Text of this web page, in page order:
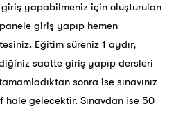
yapabilmeniz için oluşturulan
giriş yapıp hemen
Eğitim süreniz 1 aydır,
saatte giriş yapıp dersleri
sonra ise sınavınız
gelecektir. Sınavdan ise 50